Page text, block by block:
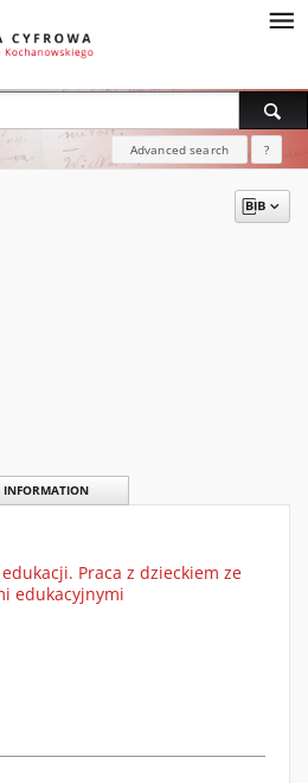
Advanced search ?
INFORMATION
Praca z dzieckiem ze
edukacyjnymi